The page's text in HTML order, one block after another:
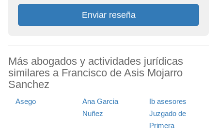
Enviar reseña
Más abogados y actividades jurídicas
similares a Francisco de Asis Mojarro
Sanchez
Asego
Ana Garcia
Nuñez
Ib asesores
Juzgado de
Primera